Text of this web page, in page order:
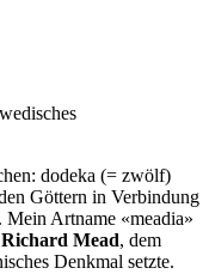
dodeka (= zwölf)
Göttern in Verbindung
Artname «meadia»
Richard Mead, dem
Denkmal setzte.